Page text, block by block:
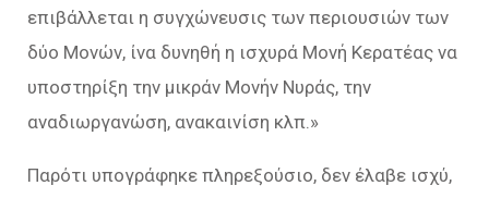
επιβάλλεται η συγχώνευσις των περιουσιών των
δύο Μονών, ίνα δυνηθή η ισχυρά Μονή Κερατέας να
υποστηρίξη την μικράν Μονήν Νυράς, την
αναδιωργανώση, ανακαινίση κλπ.»
Παρότι υπογράφηκε πληρεξούσιο, δεν έλαβε ισχύ,